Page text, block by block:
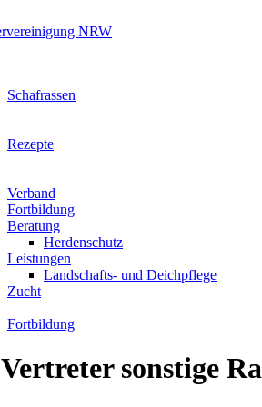
Schafrassen
Rezepte
Verband
Fortbildung
Beratung
Herdenschutz
Leistungen
Landschafts- und Deichpflege
Zucht
Fortbildung
Vertreter sonstige